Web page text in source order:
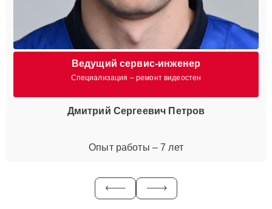
Ведущий сервис-инженер
Специализация – ремонт видеостен
Дмитрий Сергеевич Петров
Опыт работы – 7 лет